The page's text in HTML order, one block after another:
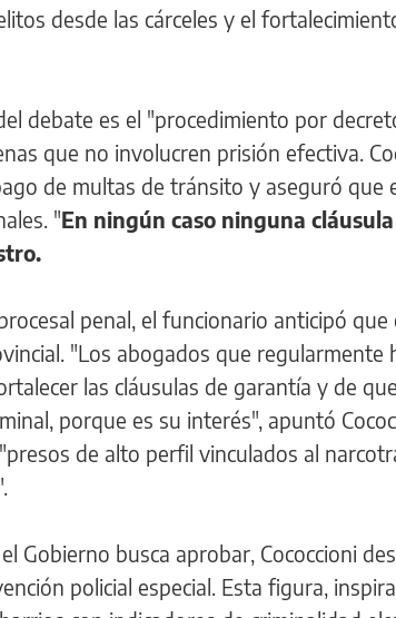
desde las cárceles y el
debate es el "procedimiento por
que no involucren prisión efectiva.
de multas de tránsito y aseguró que
"En ningún caso ninguna
penal, el funcionario anticipó
"Los abogados que regularmente
las cláusulas de garantía y de
porque es su interés", apuntó
de alto perfil vinculados al
Gobierno busca aprobar, Cococcioni
policial especial. Esta figura,